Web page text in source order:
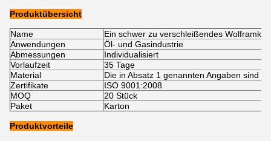
Produktübersicht
Name
Ein schwer zu verschleißendes
Anwendungen
Öl- und Gasindustrie
Abmessungen
Individualisiert
Vorlaufzeit
35 Tage
Material
Die in Absatz 1 genannten Angaben sind
Zertifikate
ISO 9001:2008
MOQ
20 Stück
Paket
Karton
Produktvorteile